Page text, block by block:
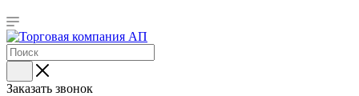
Заказать звонок